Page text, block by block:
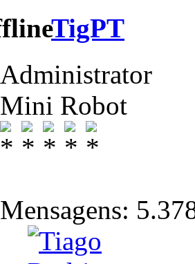
TigPT
Administrator
Mini Robot
Mensagens: